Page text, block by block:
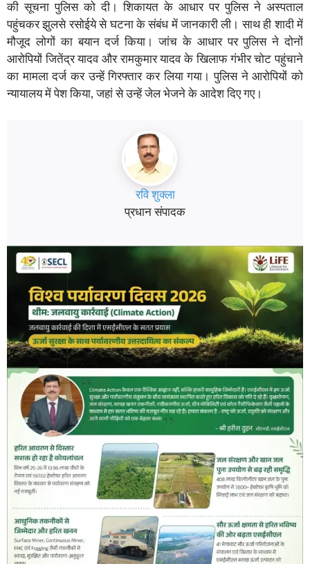
की सूचना पुलिस को दी। शिकायत के आधार पर पुलिस ने अस्पताल
पहुंचकर झुलसे रसोईये से घटना के संबंध में जानकारी ली। साथ ही शादी में
मौजूद लोगों का बयान दर्ज किया। जांच के आधार पर पुलिस ने दोनों
आरोपियों जितेंद्र यादव और रामकुमार यादव के खिलाफ गंभीर चोट पहुंचाने
का मामला दर्ज कर उन्हें गिरफ्तार कर लिया गया। पुलिस ने आरोपियों को
न्यायालय में पेश किया, जहां से उन्हें जेल भेजने के आदेश दिए गए।
रवि शुक्ला
प्रधान संपादक